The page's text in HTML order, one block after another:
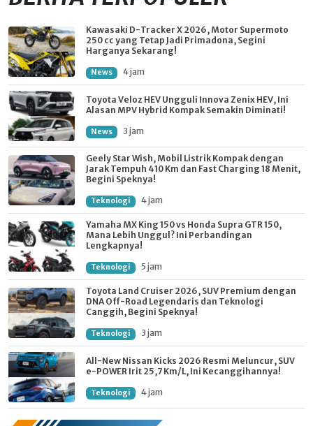
Kawasaki D-Tracker X 2026, Motor Supermoto
250 cc yang Tetap Jadi Primadona, Segini
Harganya Sekarang!
News 4 jam
Toyota Veloz HEV Ungguli Innova Zenix HEV, Ini
Alasan MPV Hybrid Kompak Semakin Diminati!
News 3 jam
Geely Star Wish, Mobil Listrik Kompak dengan
Jarak Tempuh 410 Km dan Fast Charging 18 Menit,
Begini Speknya!
Teknologi 4 jam
Yamaha MX King 150 vs Honda Supra GTR 150,
Mana Lebih Unggul? Ini Perbandingan
Lengkapnya!
Teknologi 5 jam
Toyota Land Cruiser 2026, SUV Premium dengan
DNA Off-Road Legendaris dan Teknologi
Canggih, Begini Speknya!
Teknologi 3 jam
All-New Nissan Kicks 2026 Resmi Meluncur, SUV
e-POWER Irit 25,7 Km/L, Ini Kecanggihannya!
Teknologi 4 jam